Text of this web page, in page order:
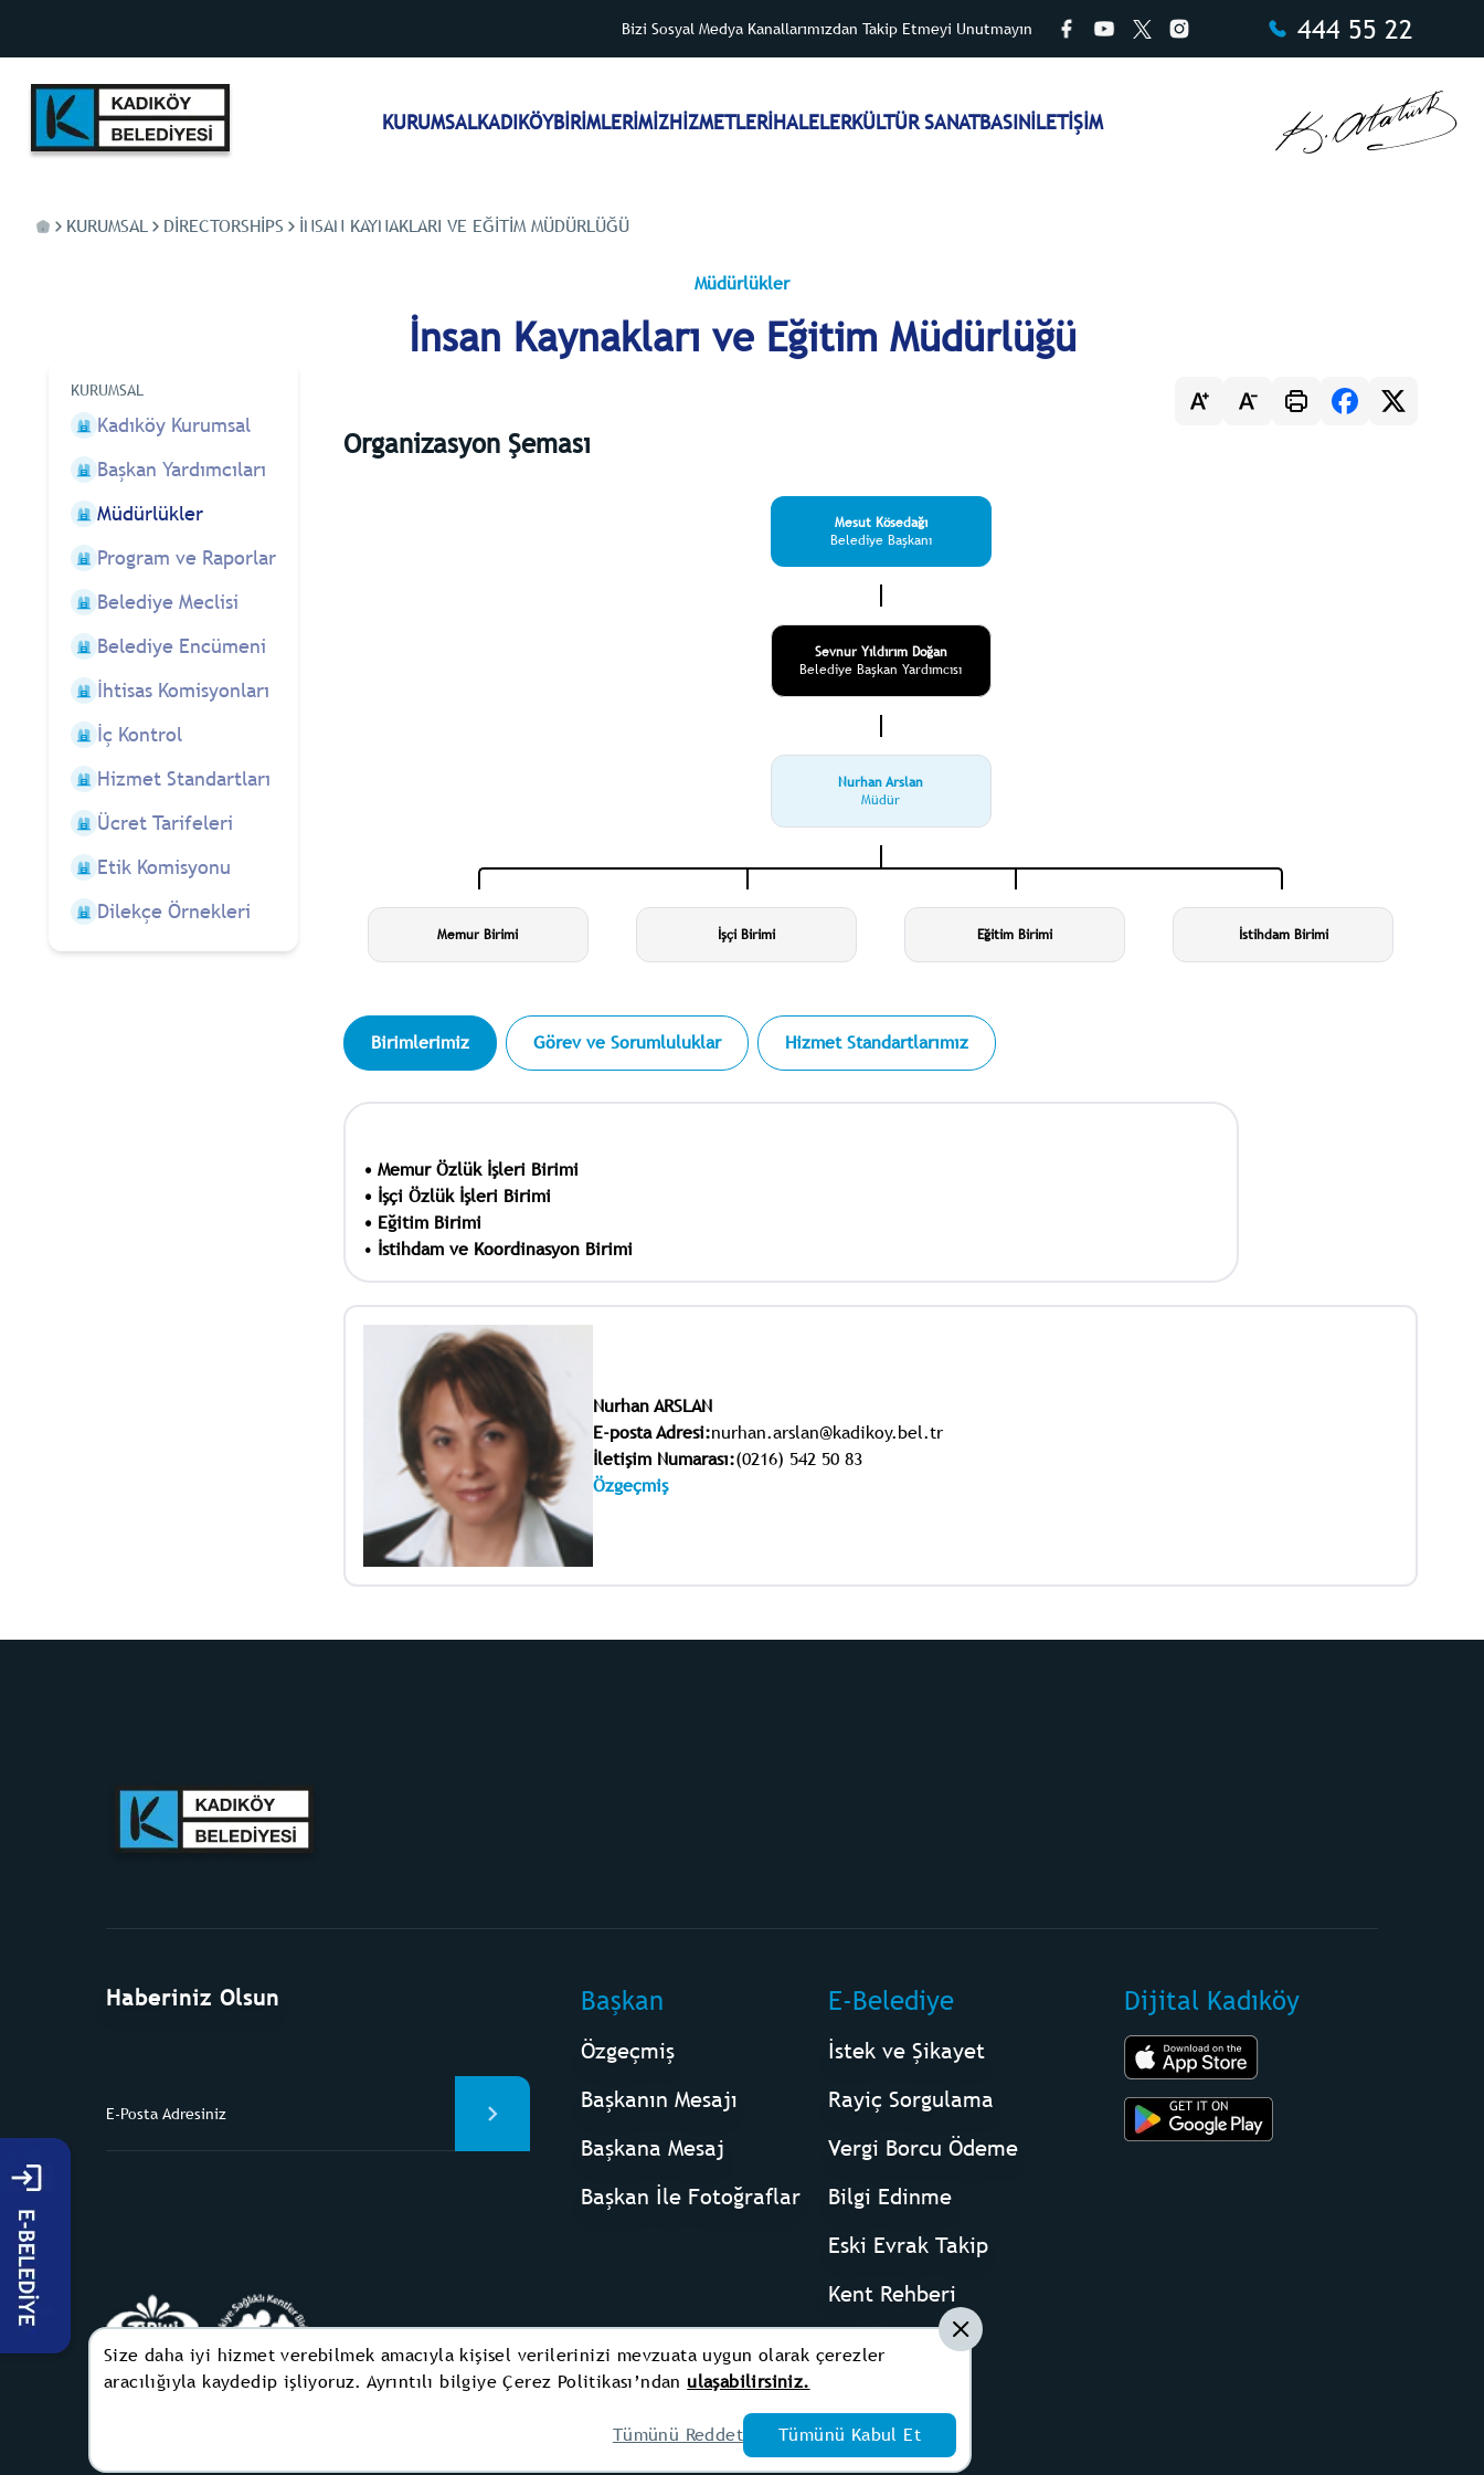
Bizi Sosyal Medya Kanallarımızdan Takip Etmeyi Unutmayın 444 55 22
KURUMSALKADIKÖYBİRİMLERİMİZHİZMETLERİHALELERKÜLTÜR SANATBASINİLETİŞİM
KURUMSAL DIRECTORSHIPS İNSAN KAYNAKLARI VE EĞITIM MÜDÜRLÜĞÜ
Müdürlükler
İnsan Kaynakları ve Eğitim Müdürlüğü
KURUMSAL
Kadıköy Kurumsal
Başkan Yardımcıları
Müdürlükler
Program ve Raporlar
Belediye Meclisi
Belediye Encümeni
İhtisas Komisyonları
İç Kontrol
Hizmet Standartları
Ücret Tarifeleri
Etik Komisyonu
Dilekçe Örnekleri
Organizasyon Şeması
Mesut Kösedağı
Belediye Başkanı
Sevnur Yıldırım Doğan
Belediye Başkan Yardımcısı
Nurhan Arslan
Müdür
Memur Birimi İşçi Birimi Eğitim Birimi İstihdam Birimi
Birimlerimiz Görev ve Sorumluluklar Hizmet Standartlarımız
• Memur Özlük İşleri Birimi
• İşçi Özlük İşleri Birimi
• Eğitim Birimi
• İstihdam ve Koordinasyon Birimi
Nurhan ARSLAN
E-posta Adresi:nurhan.arslan@kadikoy.bel.tr
İletişim Numarası:(0216) 542 50 83
Özgeçmiş
Haberiniz Olsun
Kadıköy Belediyesi Tarihi Kentler ve
Başkan
Özgeçmiş
Başkanın Mesajı
Başkana Mesaj
Başkan İle Fotoğraflar
E-Belediye
İstek ve Şikayet
Rayiç Sorgulama
Vergi Borcu Ödeme
Bilgi Edinme
Eski Evrak Takip
Kent Rehberi
KVKK
Dijital Kadıköy
Size daha iyi hizmet verebilmek amacıyla kişisel verilerinizi mevzuata uygun olarak çerezler
aracılığıyla kaydedip işliyoruz. Ayrıntılı bilgiye Çerez Politikası’ndan ulaşabilirsiniz.
Tümünü Reddet Tümünü Kabul Et